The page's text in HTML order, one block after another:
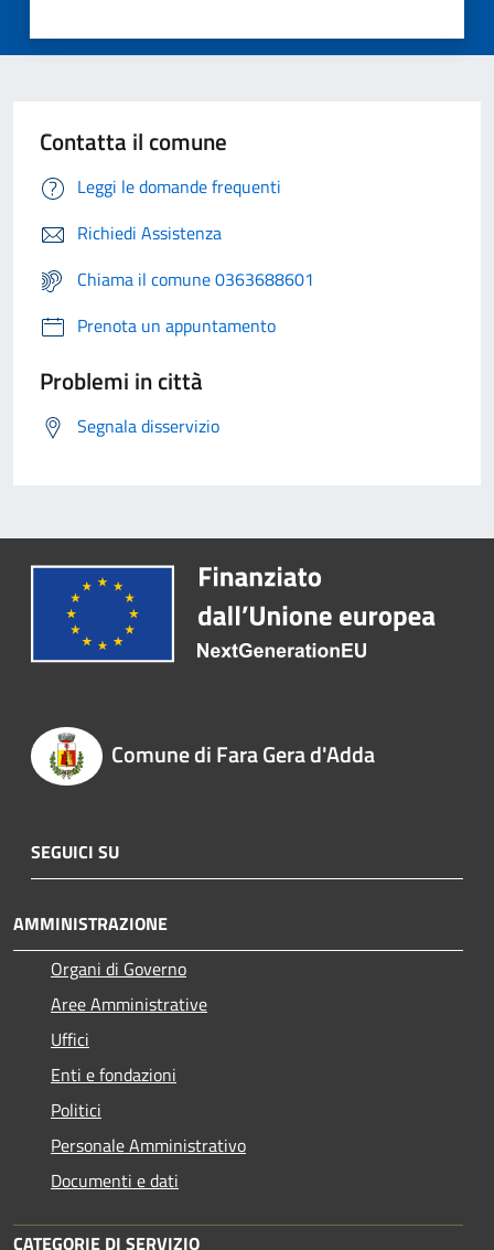
Contatta il comune
Leggi le domande frequenti
Richiedi Assistenza
Chiama il comune 0363688601
Prenota un appuntamento
Problemi in città
Segnala disservizio
Comune di Fara Gera d'Adda
SEGUICI SU
AMMINISTRAZIONE
Organi di Governo
Aree Amministrative
Uffici
Enti e fondazioni
Politici
Personale Amministrativo
Documenti e dati
CATEGORIE DI SERVIZIO